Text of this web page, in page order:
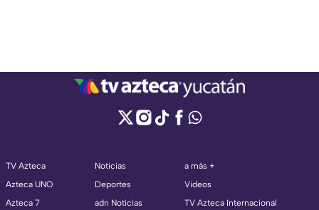
TV Azteca
Azteca UNO
Azteca 7
Noticias
Deportes
adn Noticias
a más +
Videos
TV Azteca Internacional